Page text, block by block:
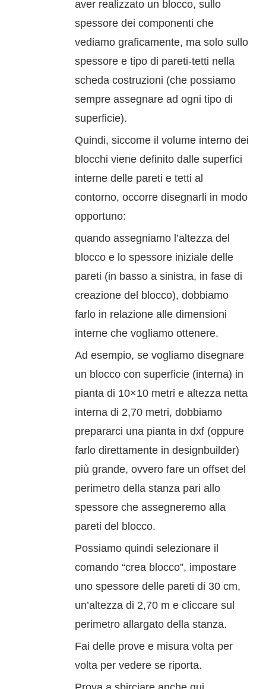
aver realizzato un blocco, sullo
spessore dei componenti che
vediamo graficamente, ma solo sullo
spessore e tipo di pareti-tetti nella
scheda costruzioni (che possiamo
sempre assegnare ad ogni tipo di
superficie).
Quindi, siccome il volume interno dei
blocchi viene definito dalle superfici
interne delle pareti e tetti al
contorno, occorre disegnarli in modo
opportuno:
quando assegniamo l’altezza del
blocco e lo spessore iniziale delle
pareti (in basso a sinistra, in fase di
creazione del blocco), dobbiamo
farlo in relazione alle dimensioni
interne che vogliamo ottenere.
Ad esempio, se vogliamo disegnare
un blocco con superficie (interna) in
pianta di 10×10 metri e altezza netta
interna di 2,70 metri, dobbiamo
prepararci una pianta in dxf (oppure
farlo direttamente in designbuilder)
più grande, ovvero fare un offset del
perimetro della stanza pari allo
spessore che assegneremo alla
pareti del blocco.
Possiamo quindi selezionare il
comando “crea blocco”, impostare
uno spessore delle pareti di 30 cm,
un’altezza di 2,70 m e cliccare sul
perimetro allargato della stanza.
Fai delle prove e misura volta per
volta per vedere se riporta.